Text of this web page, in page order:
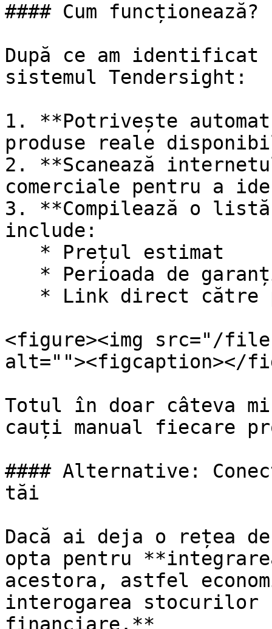
#### Cum funcționează?
După ce am
sistemul Tendersight:
1. **Potrivește
produse reale
2. **Scanează
comerciale pentru a
3. **Compilează o
include:
<figure><img src="/
alt=""><figcaption></
Totul în doar câteva
cauți manual fiecare
#### Alternative:
tăi
Dacă ai deja o rețea
opta pentru
acestora, astfel
interogarea
financiare.**